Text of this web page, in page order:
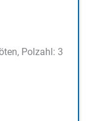
Polzahl: 3